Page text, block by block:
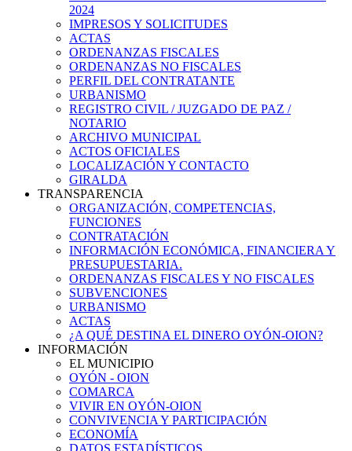
2024
IMPRESOS Y SOLICITUDES
ACTAS
ORDENANZAS FISCALES
ORDENANZAS NO FISCALES
PERFIL DEL CONTRATANTE
URBANISMO
REGISTRO CIVIL / JUZGADO DE PAZ /
NOTARIO
ARCHIVO MUNICIPAL
ACTOS OFICIALES
LOCALIZACIÓN Y CONTACTO
GIRALDA
TRANSPARENCIA
ORGANIZACIÓN, COMPETENCIAS,
FUNCIONES
CONTRATACIÓN
INFORMACIÓN ECONÓMICA, FINANCIERA Y
PRESUPUESTARIA.
ORDENANZAS FISCALES Y NO FISCALES
SUBVENCIONES
URBANISMO
ACTAS
¿A QUÉ DESTINA EL DINERO OYÓN-OION?
INFORMACIÓN
EL MUNICIPIO
OYÓN - OION
COMARCA
VIVIR EN OYÓN-OION
CONVIVENCIA Y PARTICIPACIÓN
ECONOMÍA
DATOS ESTADÍSTICOS